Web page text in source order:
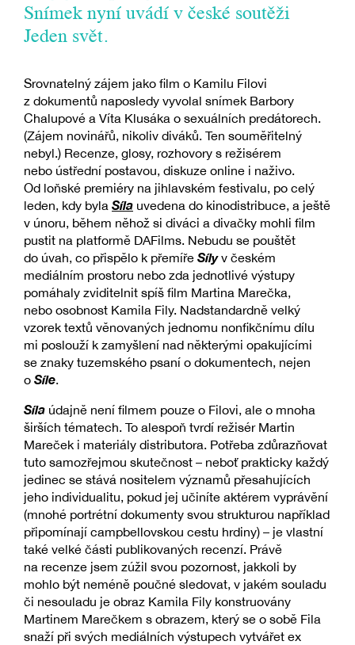
Snímek nyní uvádí v české soutěži
Jeden svět.
Srovnatelný zájem jako film o Kamilu Filovi
z dokumentů naposledy vyvolal snímek Barbory
Chalupové a Víta Klusáka o sexuálních predátorech.
(Zájem novinářů, nikoliv diváků. Ten souměřitelný
nebyl.) Recenze, glosy, rozhovory s režisérem
nebo ústřední postavou, diskuze online i naživo.
Od loňské premiéry na jihlavském festivalu, po celý
leden, kdy byla Síla uvedena do kinodistribuce, a ještě
v únoru, během něhož si diváci a divačky mohli film
pustit na platformě DAFilms. Nebudu se pouštět
do úvah, co přispělo k přemíře Sílyv českém
mediálním prostoru nebo zda jednotlivé výstupy
pomáhaly zviditelnit spíš film Martina Marečka,
nebo osobnost Kamila Fily. Nadstandardně velký
vzorek textů věnovaných jednomu nonfikčnímu dílu
mi poslouží k zamyšlení nad některými opakujícími
se znaky tuzemského psaní o dokumentech, nejen
o Síle.
Síla údajně není filmem pouze o Filovi, ale o mnoha
širších tématech. To alespoň tvrdí režisér Martin
Mareček i materiály distributora. Potřeba zdůrazňovat
tuto samozřejmou skutečnost – neboť prakticky každý
jedinec se stává nositelem významů přesahujících
jeho individualitu, pokud jej učiníte aktérem vyprávění
(mnohé portrétní dokumenty svou strukturou například
připomínají campbellovskou cestu hrdiny) – je vlastní
také velké části publikovaných recenzí. Právě
na recenze jsem zúžil svou pozornost, jakkoli by
mohlo být neméně poučné sledovat, v jakém souladu
či nesouladu je obraz Kamila Fily konstruovány
Martinem Marečkem s obrazem, který se o sobě Fila
snaží při svých mediálních výstupech vytvářet ex